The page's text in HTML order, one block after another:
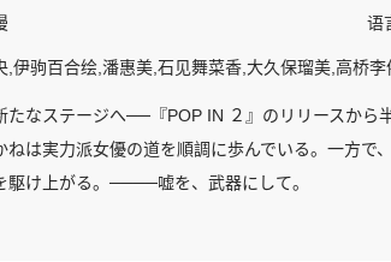
语
,伊驹百合绘,潘惠美,石见舞菜香,大久保瑠美,高桥李
たなステージへ──『POP IN ２』のリリースから
ねは実力派女優の道を順調に歩んでいる。一方
駆け上がる。────嘘を、武器にして。